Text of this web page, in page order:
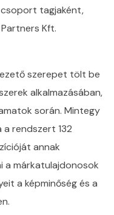
tagjaként,
Kft.
szerepet tölt be
alkalmazásában,
során. Mintegy
rendszert 132
annak
a márkatulajdonosok
a képminőség és a